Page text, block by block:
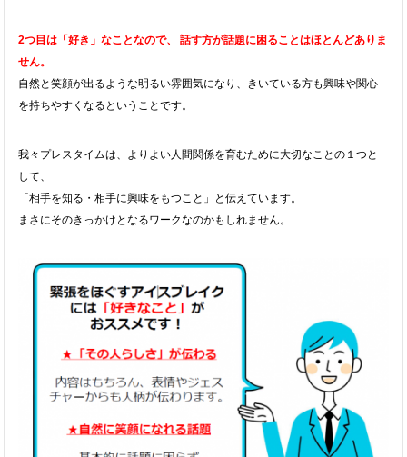
2つ目は「好き」なことなので、 話す方が話題に困ることはほとんどありま
せん。
自然と笑顔が出るような明るい雰囲気になり、きいている方も興味や関心
を持ちやすくなるということです。
我々プレスタイムは、よりよい人間関係を育むために大切なことの１つと
して、
「相手を知る・相手に興味をもつこと」と伝えています。
まさにそのきっかけとなるワークなのかもしれません。